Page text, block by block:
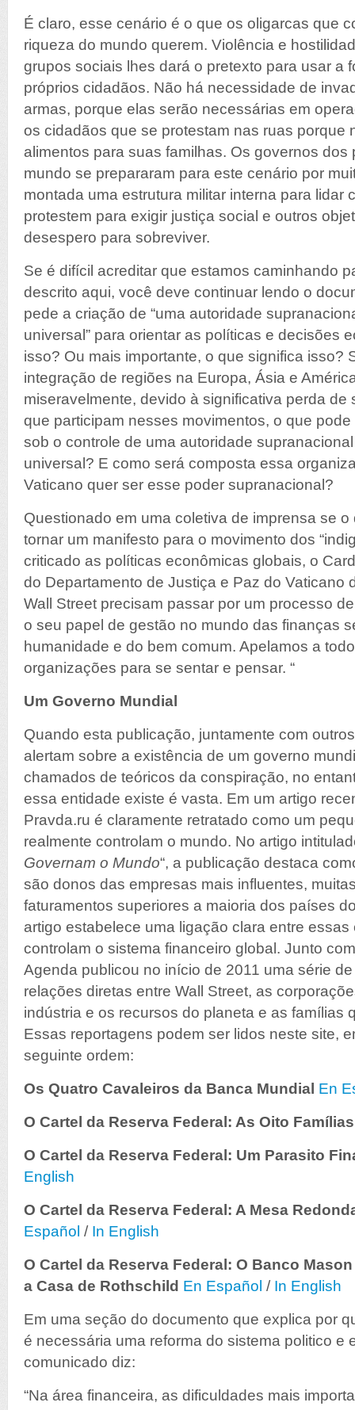
É claro, esse cenário é o que os oligarcas que
riqueza do mundo querem. Violência e
grupos sociais lhes dará o pretexto para usar a
próprios cidadãos. Não há necessidade de
armas, porque elas serão necessárias em
os cidadãos que se protestam nas ruas porque
alimentos para suas familhas. Os governos dos
mundo se prepararam para este cenário por
montada uma estrutura militar interna para lidar
protestem para exigir justiça social e outros
desespero para sobreviver.
Se é difícil acreditar que estamos caminhando
descrito aqui, você deve continuar lendo o
pede a criação de “uma autoridade
universal” para orientar as políticas e decisões
isso? Ou mais importante, o que significa isso?
integração de regiões na Europa, Ásia e
miseravelmente, devido à significativa perda de
que participam nesses movimentos, o que
sob o controle de uma autoridade
universal? E como será composta essa
Vaticano quer ser esse poder supranacional?
Questionado em uma coletiva de imprensa se
tornar um manifesto para o movimento dos
criticado as políticas econômicas globais, o
do Departamento de Justiça e Paz do Vaticano
Wall Street precisam passar por um processo
o seu papel de gestão no mundo das finanças
humanidade e do bem comum. Apelamos a
organizações para se sentar e pensar. “
Um Governo Mundial
Quando esta publicação, juntamente com
alertam sobre a existência de um governo
chamados de teóricos da conspiração, no
essa entidade existe é vasta. Em um artigo
Pravda.ru é claramente retratado como um
realmente controlam o mundo. No artigo
Governam o Mundo“, a publicação destaca
são donos das empresas mais influentes,
faturamentos superiores a maioria dos países
artigo estabelece uma ligação clara entre
controlam o sistema financeiro global. Junto
Agenda publicou no início de 2011 uma série
relações diretas entre Wall Street, as
indústria e os recursos do planeta e as famílias
Essas reportagens podem ser lidos neste site,
seguinte ordem:
Os Quatro Cavaleiros da Banca Mundial En
O Cartel da Reserva Federal: As Oito Famílias
O Cartel da Reserva Federal: Um Parasito
English
O Cartel da Reserva Federal: A Mesa
Español / In English
O Cartel da Reserva Federal: O Banco
a Casa de Rothschild En Español / In English
Em uma seção do documento que explica por
é necessária uma reforma do sistema politico e
comunicado diz:
“Na área financeira, as dificuldades mais